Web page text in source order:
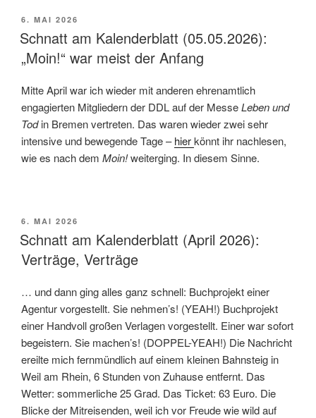
VERÖFFENTLICHT
AM
6. MAI 2026
Schnatt am Kalenderblatt (05.05.2026):
„Moin!“ war meist der Anfang
Mitte April war ich wieder mit anderen ehrenamtlich
engagierten Mitgliedern der DDL auf der MesseLeben und
Todin Bremen vertreten. Das waren wieder zwei sehr
intensive und bewegende Tage –hierkönnt ihr nachlesen,
wie es nach dem Moin!weiterging. In diesem Sinne.
VERÖFFENTLICHT
AM
6. MAI 2026
Schnatt am Kalenderblatt (April 2026):
Verträge, Verträge
… und dann ging alles ganz schnell: Buchprojekt einer
Agentur vorgestellt. Sie nehmen’s! (YEAH!) Buchprojekt
einer Handvoll großen Verlagen vorgestellt. Einer war sofort
begeistern. Sie machen’s! (DOPPEL-YEAH!) Die Nachricht
ereilte mich fernmündlich auf einem kleinen Bahnsteig in
Weil am Rhein, 6 Stunden von Zuhause entfernt. Das
Wetter: sommerliche 25 Grad. Das Ticket: 63 Euro. Die
Blicke der Mitreisenden, weil ich vor Freude wie wild auf